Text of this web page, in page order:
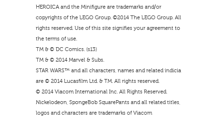
HEROICA and the Minifigure are trademarks and/or
copyrights of the LEGO Group. ©2014 The LEGO Group. All
rights reserved. Use of this site signifies your agreement to
the terms of use.
TM & © DC Comics. (s13)
TM & © 2014 Marvel & Subs.
STAR WARS™ and all characters, names and related indicia
are © 2014 Lucasfilm Ltd. & TM. All rights reserved.
© 2014 Viacom International Inc. All Rights Reserved.
Nickelodeon, SpongeBob SquarePants and all related titles,
logos and characters are trademarks of Viacom